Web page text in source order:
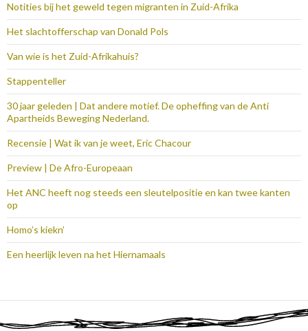
Notities bij het geweld tegen migranten in Zuid-Afrika
Het slachtofferschap van Donald Pols
Van wie is het Zuid-Afrikahuis?
Stappenteller
30 jaar geleden | Dat andere motief. De opheffing van de Anti
Apartheids Beweging Nederland.
Recensie | Wat ik van je weet, Eric Chacour
Preview | De Afro-Europeaan
Het ANC heeft nog steeds een sleutelpositie en kan twee kanten
op
Homo’s kiekn’
Een heerlijk leven na het Hiernamaals